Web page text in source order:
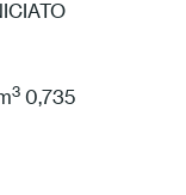
3 0,735